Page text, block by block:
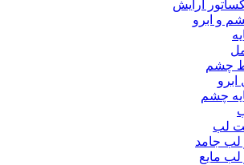
آرایش
و ابرو
چشم
ابرو
چشم
لب
لب جامد
لب مایع